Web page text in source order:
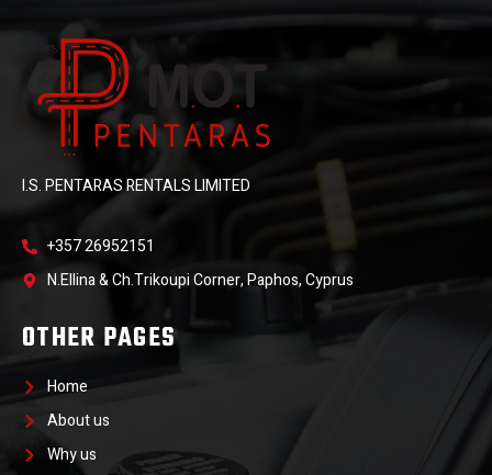
I.S. PENTARAS RENTALS LIMITED
+357 26952151
N.Ellina & Ch.Trikoupi Corner, Paphos, Cyprus
OTHER PAGES
Home
About us
Why us